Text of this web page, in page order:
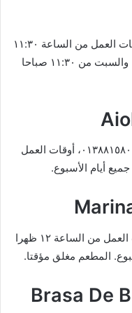
رقم هاتف المطعم هو ٠١٣٨٨١٤٨٨٨، أوقات العمل من الساعة ١١:٣٠
صباحا إلى ١١:٣٠ ليلا، الخميس، الجمعة، والسبت من ١١:٣٠ صباحا
من مطاعم جزيرة الدغيثر. رقم الهاتف ٠١٣٨٨١٥٨٠٠، أوقات العمل
من مطاعم جزيرة الدغيثر الجيدة. أوقات العمل من الساعة ١٢ ظهرا